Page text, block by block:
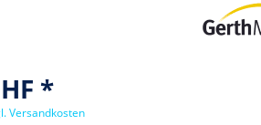
*
Versandkosten